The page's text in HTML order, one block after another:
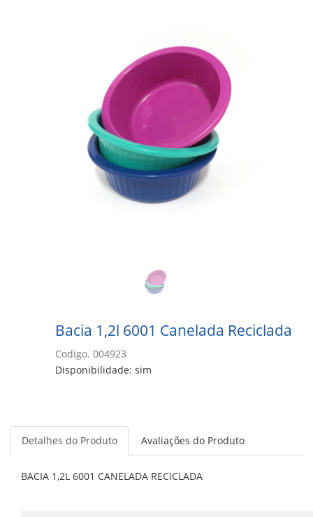
Bacia 1,2l 6001 Canelada Reciclada
Codigo. 004923
Disponibilidade: sim
Detalhes do Produto Avaliações do Produto
BACIA 1,2L 6001 CANELADA RECICLADA